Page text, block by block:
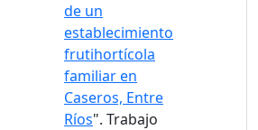
de un
establecimiento
frutihortícola
familiar en
Caseros, Entre
Ríos". Trabajo